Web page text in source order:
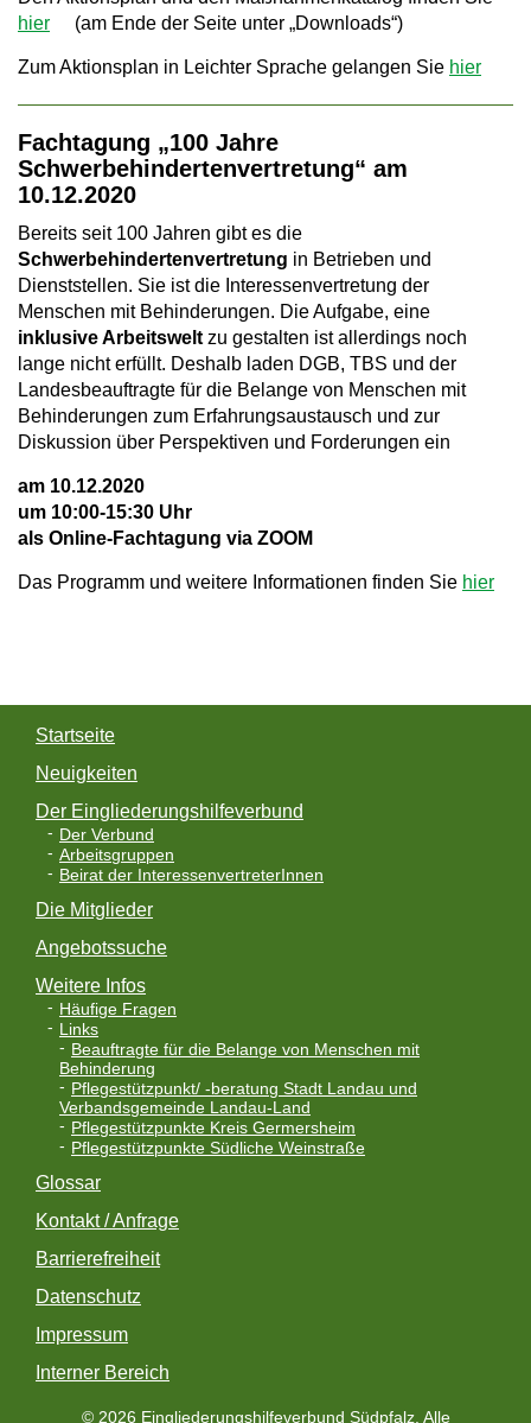
hier
(am Ende der Seite unter „Downloads“)
Zum Aktionsplan in Leichter Sprache gelangen Sie hier
Fachtagung „100 Jahre
Schwerbehindertenvertretung“ am
10.12.2020
Bereits seit 100 Jahren gibt es die
Schwerbehindertenvertretung in Betrieben und
Dienststellen. Sie ist die Interessenvertretung der
Menschen mit Behinderungen. Die Aufgabe, eine
inklusive Arbeitswelt zu gestalten ist allerdings noch
lange nicht erfüllt. Deshalb laden DGB, TBS und der
Landesbeauftragte für die Belange von Menschen mit
Behinderungen zum Erfahrungsaustausch und zur
Diskussion über Perspektiven und Forderungen ein
am 10.12.2020
um 10:00-15:30 Uhr
als Online-Fachtagung via ZOOM
Das Programm und weitere Informationen finden Sie hier
Startseite
Neuigkeiten
Der Eingliederungshilfeverbund
Der Verbund
Arbeitsgruppen
Beirat der InteressenvertreterInnen
Die Mitglieder
Angebotssuche
Weitere Infos
Häufige Fragen
Links
Beauftragte für die Belange von Menschen mit
Behinderung
Pflegestützpunkt/ -beratung Stadt Landau und
Verbandsgemeinde Landau-Land
Pflegestützpunkte Kreis Germersheim
Pflegestützpunkte Südliche Weinstraße
Glossar
Kontakt / Anfrage
Barrierefreiheit
Datenschutz
Impressum
Interner Bereich
© 2026 Eingliederungshilfeverbund Südpfalz. Alle